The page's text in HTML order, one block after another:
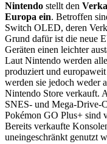
Nintendo stellt den
Europa ein. Betroffen
Switch OLED, deren
Grund dafür ist die neue
Geräten einen leichter
Laut Nintendo werden
produziert und
werden sie jedoch weder
Nintendo Store verkauft.
SNES- und Mega-Drive-
Pokémon GO Plus+ sind
Bereits verkaufte
uneingeschränkt genutzt